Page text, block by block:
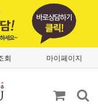
회 마이페이지